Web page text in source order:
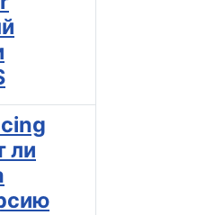
ли